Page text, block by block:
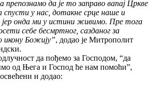
препознамо да је то заправо вапај Цркве
спусти у нас, дотакне срце наше и
онда ми у истини живимо. Пре тога
себе бесмртног, сазданог за
икону Божију”, додао је Митрополит
да пођемо за Господом, “да
од Њега и Господ ће нам помоћи”,
и додао: